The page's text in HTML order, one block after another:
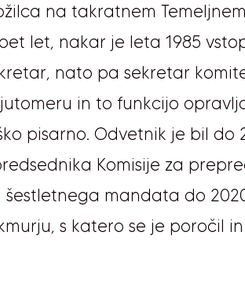
na takratnem
let, nakar je leta 1985
nato pa sekretar
in to funkcijo
pisarno. Odvetnik je bil do
Komisije za
mandata do
s katero se je poročil